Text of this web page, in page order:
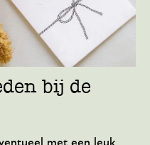
bij de